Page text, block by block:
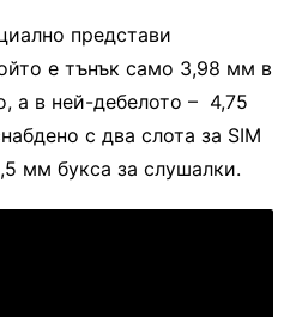
представи
е тънък само 3,98 мм в
а в ней-дебелото – 4,75
с два слота за SIM
мм букса за слушалки.